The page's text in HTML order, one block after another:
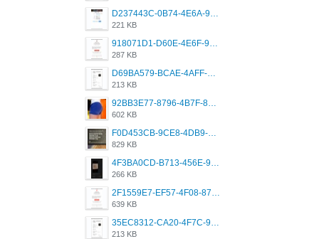
D237443C-0B74-4E6A-9382-A5F8DA2912A9.jpeg
221 KB
918071D1-D60E-4E6F-98FD-789350930259.jpeg
287 KB
D69BA579-BCAE-4AFF-BB66-B559C4A6E2E3.jpeg
213 KB
92BB3E77-8796-4B7F-8C5A-2E41554E96A0.jpeg
602 KB
F0D453CB-9CE8-4DB9-9EFD-553B1D2FEBB1.jpeg
829 KB
4F3BA0CD-B713-456E-9DBC-814C6D19D607.jpeg
266 KB
2F1559E7-EF57-4F08-87CC-206D9E00BEC6.png
639 KB
35EC8312-CA20-4F7C-99E5-F1CC04EE8355.jpeg
213 KB